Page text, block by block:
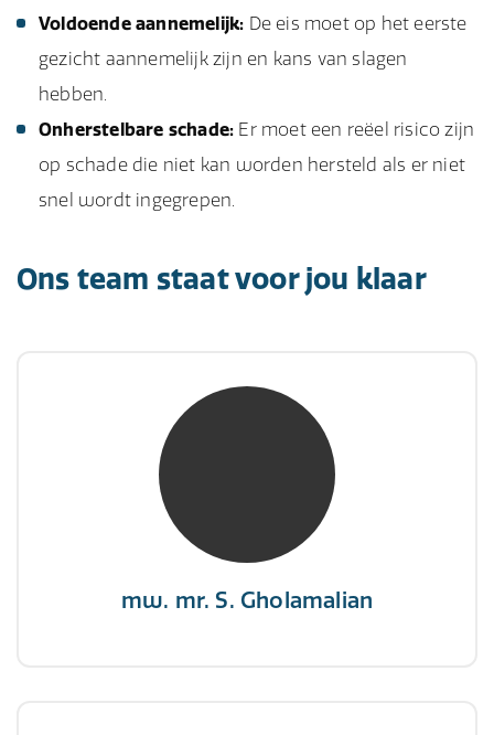
Voldoende aannemelijk: De eis moet op het eerste
gezicht aannemelijk zijn en kans van slagen
hebben.
Onherstelbare schade: Er moet een reëel risico zijn
op schade die niet kan worden hersteld als er niet
snel wordt ingegrepen.
Ons team staat voor jou klaar
mw. mr. S. Gholamalian
mw. mr. S. Gholamalian
NIVRE Register-Expert
“Als je de richting van de wind niet kunt
veranderen, verander dan de stand van je